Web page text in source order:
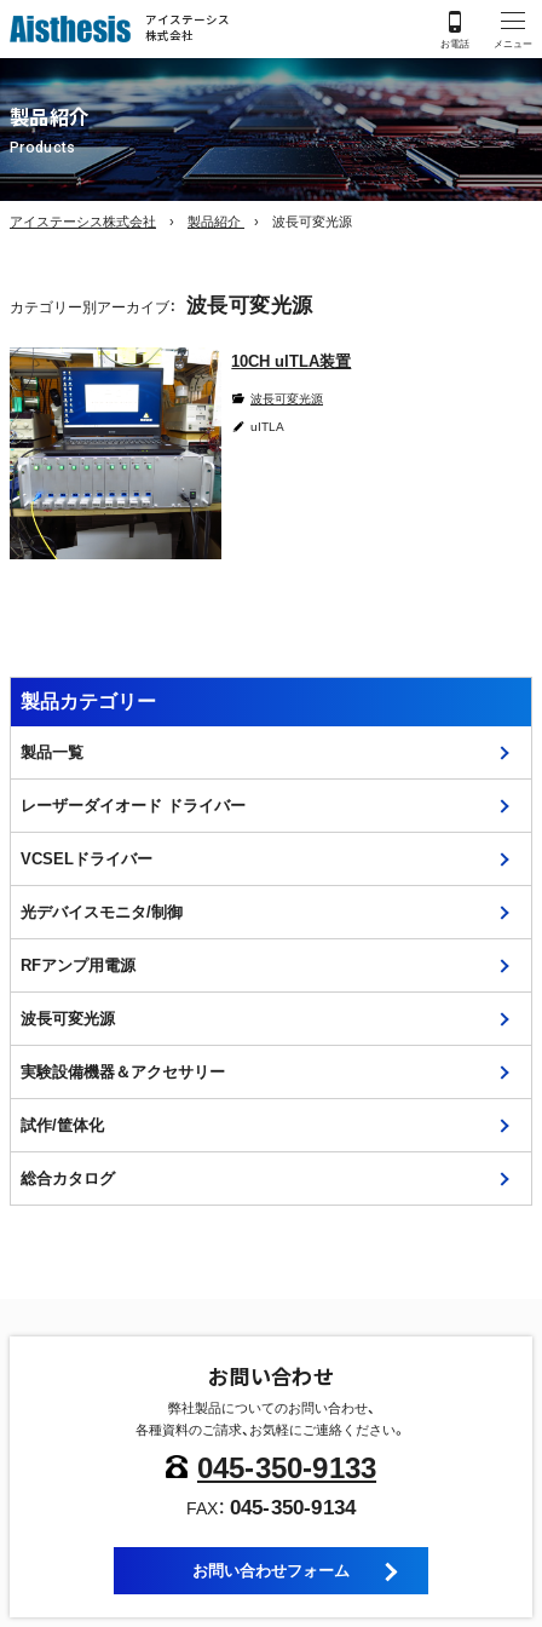
アイステーシス
株式会社
製品紹介
Products
アイステーシス株式会社 製品紹介 波長可変光源
カテゴリー別アーカイブ： 波長可変光源
10CH uITLA装置
波長可変光源
uITLA
製品カテゴリー
製品一覧
レーザーダイオード ドライバー
VCSELドライバー
光デバイスモニタ/制御
RFアンプ用電源
波長可変光源
実験設備機器＆アクセサリー
試作/筐体化
総合カタログ
お問い合わせ
弊社製品についてのお問い合わせ、
各種資料のご請求、お気軽にご連絡ください。
045-350-9133
FAX： 045-350-9134
お問い合わせフォーム